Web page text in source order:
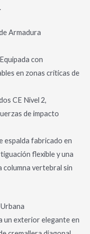
Armadura
con
en zonas críticas de
CE Nivel 2,
de impacto
espalda fabricado en
flexible y una
columna vertebral sin
un exterior elegante en